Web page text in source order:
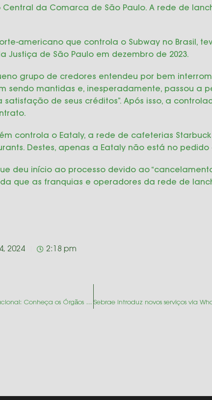
Central da Comarca de São Paulo. A rede de
americano que controla o Subway no Brasil,
de São Paulo em dezembro de 2023.
grupo de credores entendeu por bem
sendo mantidas e, inesperadamente, passou a
de seus créditos”. Após isso, a
controla o Eataly, a rede de cafeterias
Destes, apenas a Eataly não está no
deu início ao processo devido ao
que as franquias e operadores da rede de
2024 2:18 pm
Os pilares do Sistema Financeiro Nacional: Conheça os Órgãos que o Compõem